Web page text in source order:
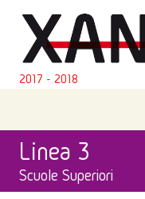
2017 - 2018
Linea 3
Scuole Superiori